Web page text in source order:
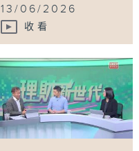
13/06/2026
收看